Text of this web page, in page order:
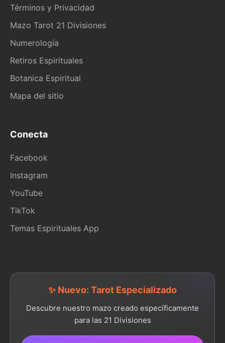
Términos y Privacidad
Mazo Tarot 21 Divisiones
Numerología
Retiros Espirituales
Botanica Espiritual
Mapa del sitio
Conecta
Facebook
Instagram
YouTube
TikTok
Temas Espirituales App
✨ Nuevo: Tarot Especializado
Descubre nuestro mazo creado específicamente
para las 21 Divisiones